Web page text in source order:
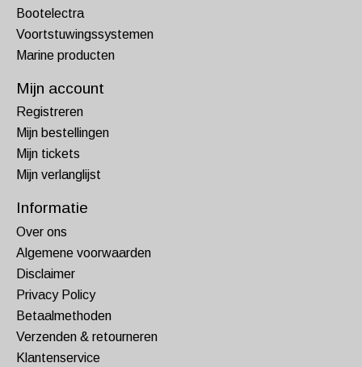
Bootelectra
Voortstuwingssystemen
Marine producten
Mijn account
Registreren
Mijn bestellingen
Mijn tickets
Mijn verlanglijst
Informatie
Over ons
Algemene voorwaarden
Disclaimer
Privacy Policy
Betaalmethoden
Verzenden & retourneren
Klantenservice